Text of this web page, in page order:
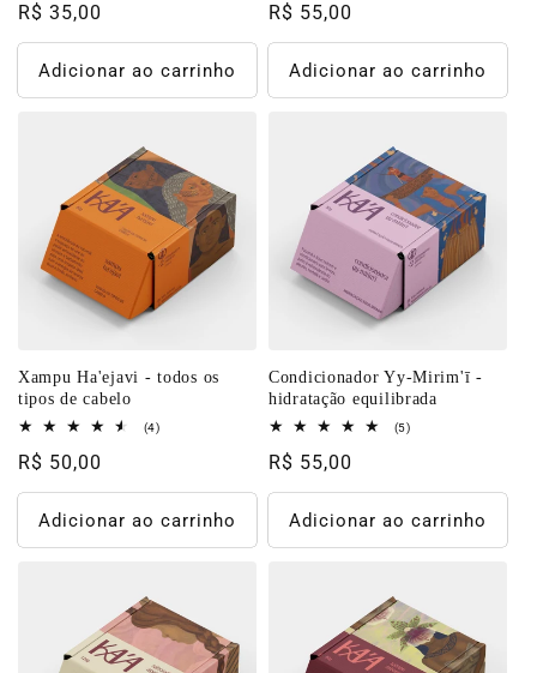
Preço
normal
R$ 35,00
Adicionar ao carrinho
Preço
normal
R$ 55,00
Adicionar ao carrinho
Xampu Ha'ejavi - todos os
tipos de cabelo
(4)4
Preço
normal
R$ 50,00
Adicionar ao carrinho
Condicionador Yy-Mirim'ī -
hidratação equilibrada
(5)5
Preço
normal
R$ 55,00
Adicionar ao carrinho